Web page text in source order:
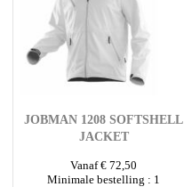
JOBMAN 1208 SOFTSHELL
JACKET
Vanaf € 72,50
Minimale bestelling : 1